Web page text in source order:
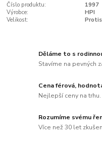
Číslo produktu:
1997
Výrobce:
HPI
Velikost:
Děláme to s
Stavíme na pevných
Cena férová,
Nejlepší ceny na
Rozumíme svému
Více než 30 let